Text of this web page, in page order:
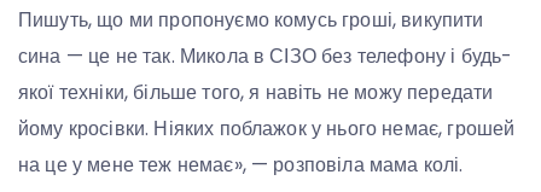
Пишуть, що ми пропонуємо комусь гроші, викупити
сина — це не так. Микола в СІЗО без телефону і будь-
якої техніки, більше того, я навіть не можу передати
йому кросівки. Ніяких поблажок у нього немає, грошей
на це у мене теж немає», — розповіла мама колі.